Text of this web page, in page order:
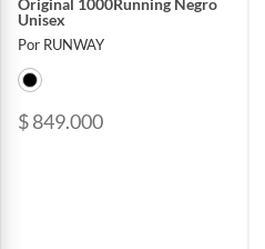
Original 1000Running Negro
Unisex
Por RUNWAY
$ 849.000